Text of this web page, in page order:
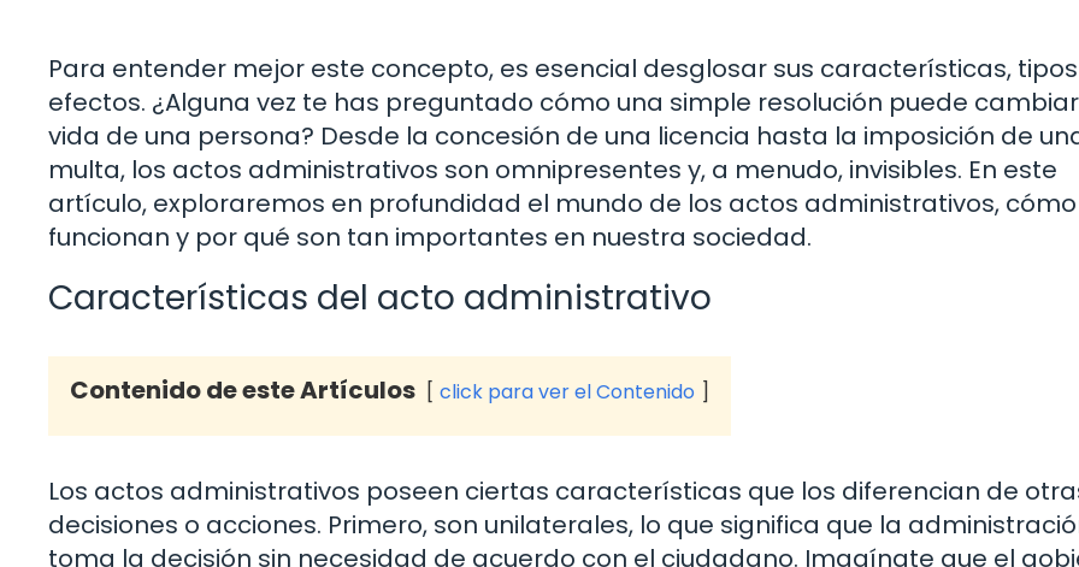
Para entender mejor este concepto, es esencial desglosar sus características,
efectos. ¿Alguna vez te has preguntado cómo una simple resolución puede
vida de una persona? Desde la concesión de una licencia hasta la imposición de
multa, los actos administrativos son omnipresentes y, a menudo, invisibles. En este
artículo, exploraremos en profundidad el mundo de los actos administrativos, cómo
funcionan y por qué son tan importantes en nuestra sociedad.
Características del acto administrativo
Contenido de este Artículos click para ver el Contenido
Los actos administrativos poseen ciertas características que los diferencian de
decisiones o acciones. Primero, son unilaterales, lo que significa que la
toma la decisión sin necesidad de acuerdo con el ciudadano. Imagínate que el